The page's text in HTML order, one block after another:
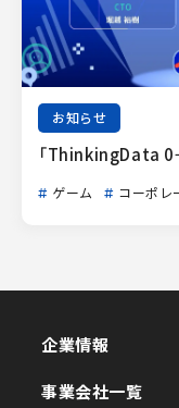
お知らせ
「ThinkingData
ゲーム コーポレ
企業情報
事業会社一覧